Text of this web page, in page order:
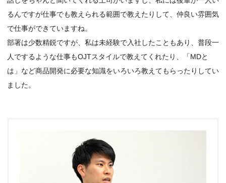
るんですが仕事でも教えられる範囲で教えたりして、仲良い雰囲気
で仕事ができていますね。
部署は少数精鋭ですが、私は未経験で入社したこともあり、普段一
人でするような仕事もOJTスタイルで教えてくれたり、「MDと
は」など商品開発に必要な知識をいろいろ教えてもらったりしてい
ました。